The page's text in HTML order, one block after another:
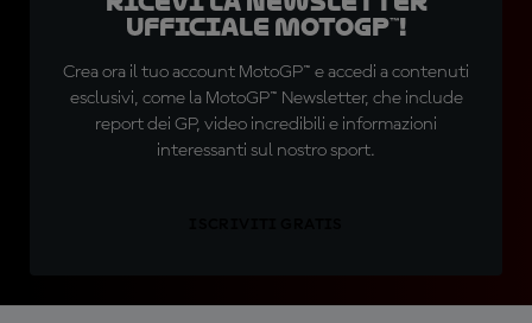
ufficiale MotoGP™!
Crea ora il tuo account MotoGP™ e accedi a contenuti
esclusivi, come la MotoGP™ Newsletter, che include
report dei GP, video incredibili e informazioni
interessanti sul nostro sport.